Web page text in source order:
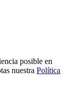
posible en
nuestra Política